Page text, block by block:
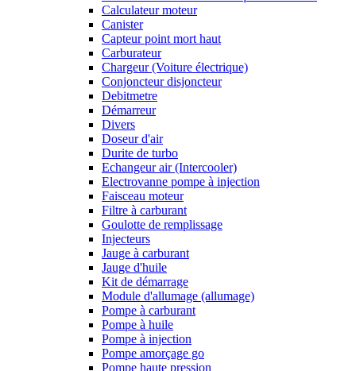
Calculateur moteur
Canister
Capteur point mort haut
Carburateur
Chargeur (Voiture électrique)
Conjoncteur disjoncteur
Debitmetre
Démarreur
Divers
Doseur d'air
Durite de turbo
Echangeur air (Intercooler)
Electrovanne pompe à injection
Faisceau moteur
Filtre à carburant
Goulotte de remplissage
Injecteurs
Jauge à carburant
Jauge d'huile
Kit de démarrage
Module d'allumage (allumage)
Pompe à carburant
Pompe à huile
Pompe à injection
Pompe amorçage go
Pompe haute pression